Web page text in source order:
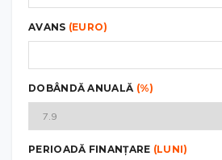
AVANS (EURO)
DOBÂNDĂ ANUALĂ (%)
PERIOADĂ FINANȚARE (LUNI)